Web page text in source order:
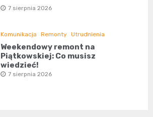
7 sierpnia 2026
Komunikacja Remonty Utrudnienia
Weekendowy remont na
Piątkowskiej: Co musisz
wiedzieć!
7 sierpnia 2026